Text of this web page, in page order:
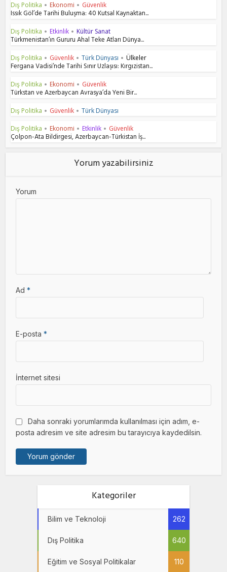
Dış Politika • Ekonomi • Güvenlik
Issık Göl’de Tarihi Buluşma: 40 Kutsal Kaynaktan...
Dış Politika • Etkinlik • Kültür Sanat
Türkmenistan’ın Gururu Ahal Teke Atları Dünya...
Dış Politika • Güvenlik • Türk Dünyası • Ülkeler
Fergana Vadisi’nde Tarihi Sınır Uzlaşısı: Kırgızistan...
Dış Politika • Ekonomi • Güvenlik
Türkstan ve Azerbaycan Avrasya’da Yeni Bir...
Dış Politika • Güvenlik • Türk Dünyası
Dış Politika • Ekonomi • Etkinlik • Güvenlik
Çolpon-Ata Bildirgesi, Azerbaycan-Türkistan İş...
Yorum yazabilirsiniz
Yorum
Ad*
E-posta*
İnternet sitesi
Daha sonraki yorumlarımda kullanılması için adım, e-
posta adresim ve site adresim bu tarayıcıya kaydedilsin.
Kategoriler
Bilim ve Teknoloji 262
Dış Politika 640
Eğitim ve Sosyal Politikalar 110